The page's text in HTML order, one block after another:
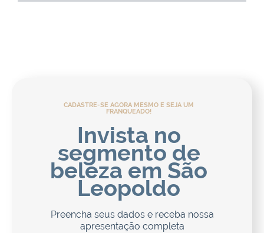
CADASTRE-SE AGORA MESMO E SEJA UM
FRANQUEADO!
Invista no
segmento de
beleza em São
Leopoldo
Preencha seus dados e receba nossa
apresentação completa